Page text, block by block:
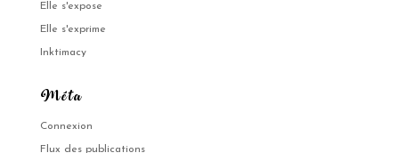
Elle s'expose
Elle s'exprime
Inktimacy
Méta
Connexion
Flux des publications